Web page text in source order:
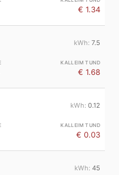
€ 1.34
7.5
€ 1.68
0.12
€ 0.03
45